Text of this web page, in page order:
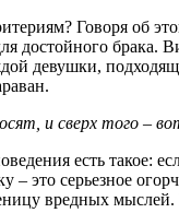
Говоря об
достойного
девушки,
и сверх того –
есть такое:
это серьезное
вредных